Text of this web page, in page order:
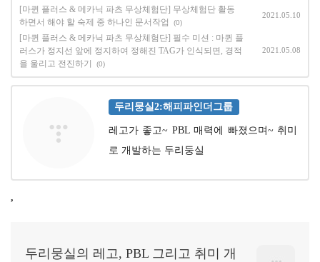
[마퀸 플러스 & 메카닉 파츠 무상체험단] 무상체험단 활동
하면서 해야 할 숙제 중 하나인 문서작업
(0)
2021.05.10
[마퀸 플러스 & 메카닉 파츠 무상체험단] 필수 미션 : 마퀸 플
러스가 정지선 앞에 정지하여 정해진 TAG가 인식되면, 경적
을 울리고 전진하기
(0)
2021.05.08
두리뭉실2:해피파인더그룹
레고가 좋고~ PBL 매력에 빠졌으며~ 취미
로 개발하는 두리둥실
,
두리뭉실의 레고, PBL 그리고 취미 개